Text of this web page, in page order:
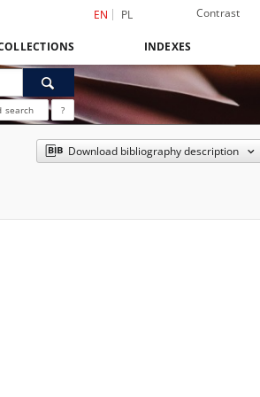
EN PL Contrast
INDEXES
search ?
Download bibliography description